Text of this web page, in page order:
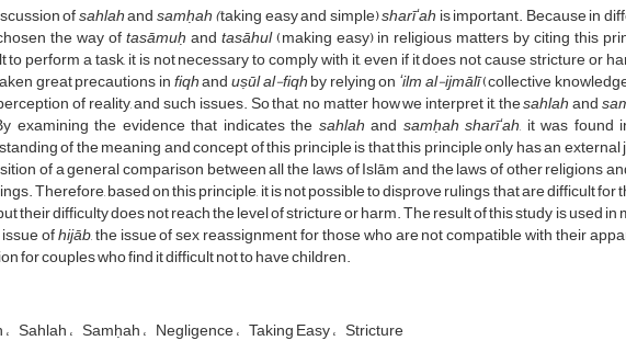
ofsahlahandsamḥah (taking easy and simple)sharīʻahis important. Because in
the way oftasāmuḥandtasāhul(making easy) in religious matters by citing this
to perform a task, it is not necessary to comply with it, even if it does not cause stricture or
great precautions infiqhanduṣūl al-fiqhby relying onʻilm al-ijmālī(collective
of reality, and such issues. So that, no matter how we interpret it, thesahlahand
examining the evidence that indicates the sahlah and samḥah sharīʻah, it was found
of the meaning and concept of this principle is that this principle only has an
of a general comparison between all the laws of Islām and the laws of other religions
Therefore, based on this principle, it is not possible to disprove rulings that are difficult for
their difficulty does not reach the level of stricture or harm. The result of this study is used
ofhijāb, the issue of sex reassignment for those who are not compatible with their
for couples who find it difficult not to have children.
Sahlah Samḥah Negligence Taking Easy Stricture